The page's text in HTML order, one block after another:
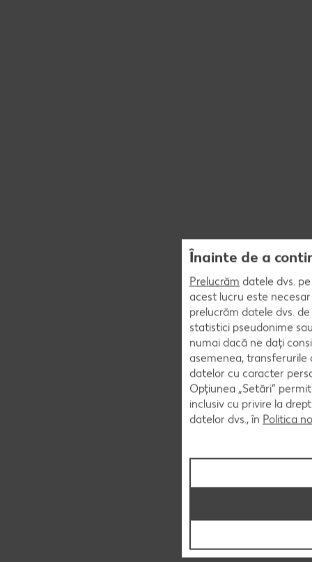
Înainte de a
Prelucrăm datele dvs.
acest lucru este
prelucrăm datele dvs.
statistici pseudonime
numai dacă ne dați
asemenea,
datelor cu caracter
Opțiunea „Setări”
inclusiv cu privire la
datelor dvs., în Politica